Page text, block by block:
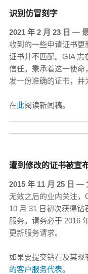
识别仿冒刻字
2021 年 2 月 23 日 —
收到的一些申请证书
证书并不匹配。GIA 志
信任。秉承着这一使命
发一份准确的证书，并
在此阅读新闻稿。
遭到修改的证书被宣
2015 年 11 月 25 日 —
无效之后的业内关注，
10 月 31 日初次获得
服务。请务必于 2016
更新服务请求。
如果要提交钻石及其现
的客户服务代表。